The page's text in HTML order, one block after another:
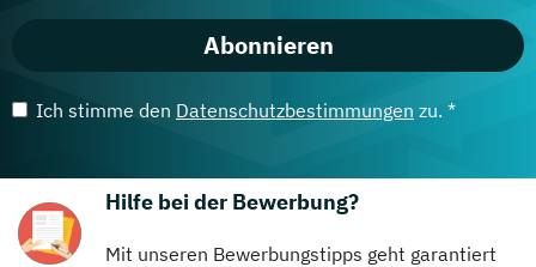
Abonnieren
Ich stimme den Datenschutzbestimmungen zu. *
Hilfe bei der Bewerbung?
Mit unseren Bewerbungstipps geht garantiert